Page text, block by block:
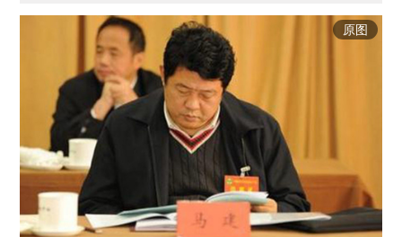
原图